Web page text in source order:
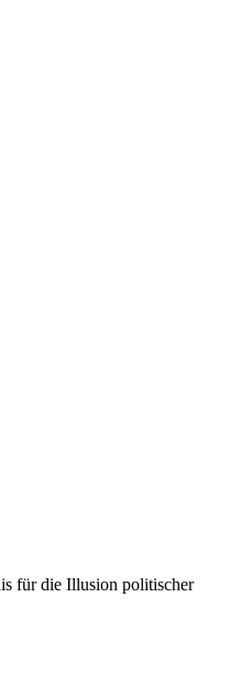
für die Illusion politischer